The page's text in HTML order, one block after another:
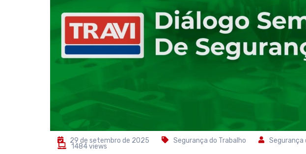
29 de setembro de 2025 Segurança do Trabalho Segurança
1484 views